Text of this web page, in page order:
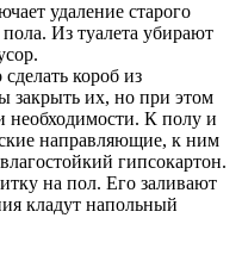
удаление старого
Из туалета убирают
короб из
закрыть их, но при этом
необходимости. К полу и
направляющие, к ним
гипсокартон.
на пол. Его заливают
кладут напольный